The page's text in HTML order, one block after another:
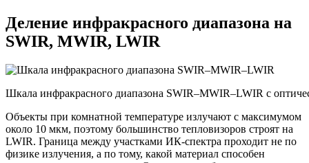
Деление инфракрасного диапазона на
SWIR, MWIR, LWIR
Шкала инфракрасного диапазона SWIR–MWIR–LWIR с
Объекты при комнатной температуре излучают с максимумом
около 10 мкм, поэтому большинство тепловизоров строят на
LWIR. Граница между участками ИК-спектра проходит не по
физике излучения, а по тому, какой материал способен